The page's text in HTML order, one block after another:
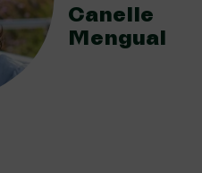
Canelle
Mengual